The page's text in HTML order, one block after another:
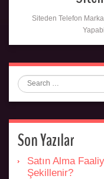
Siteden Telefon
Search
Son Yazılar
Satın Alma
Şekillenir?